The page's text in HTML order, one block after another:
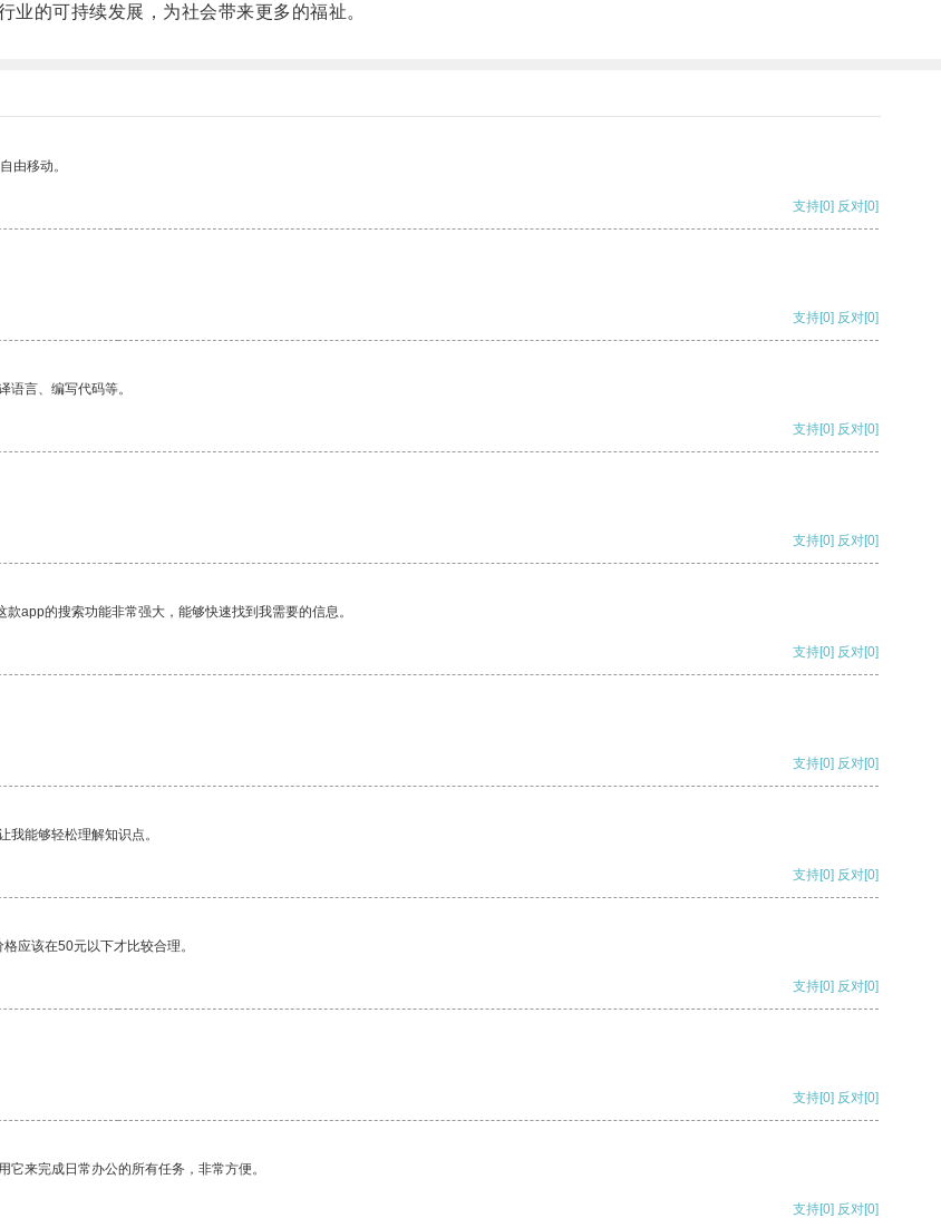
的可持续发展，为社会带来更多的福祉。
由移动。
支持[0] 反对[0]
支持[0] 反对[0]
言、编写代码等。
支持[0] 反对[0]
支持[0] 反对[0]
app的搜索功能非常强大，能够快速找到我需要的信息。
支持[0] 反对[0]
支持[0] 反对[0]
能够轻松理解知识点。
支持[0] 反对[0]
应该在50元以下才比较合理。
支持[0] 反对[0]
支持[0] 反对[0]
来完成日常办公的所有任务，非常方便。
支持[0] 反对[0]